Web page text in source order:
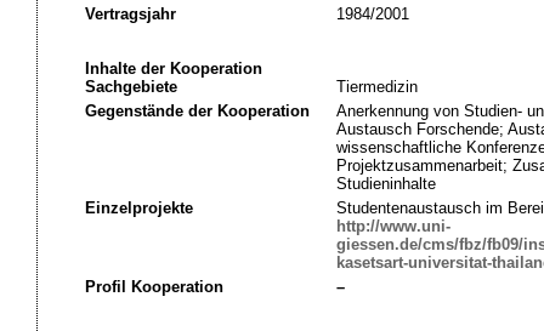
Vertragsjahr
1984/2001
Inhalte der Kooperation
Sachgebiete
Tiermedizin
Gegenstände der Kooperation
Anerkennung von Studien-
Austausch Forschende;
wissenschaftliche
Projektzusammenarbeit;
Studieninhalte
Einzelprojekte
Studentenaustausch im
http://www.uni-
giessen.de/cms/fbz/fb09/
kasetsart-universitat-
Profil Kooperation
–